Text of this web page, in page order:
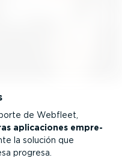
de Webfleet,
aplica­ciones empre­
la solución que
progresa.